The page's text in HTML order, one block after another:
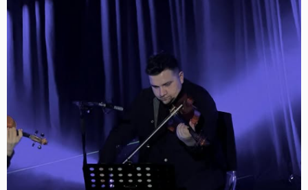
KÜLTÜREL MIRASA
DESTEK